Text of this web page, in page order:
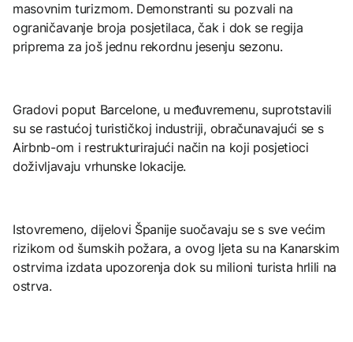
masovnim turizmom. Demonstranti su pozvali na
ograničavanje broja posjetilaca, čak i dok se regija
priprema za još jednu rekordnu jesenju sezonu.
Gradovi poput Barcelone, u međuvremenu, suprotstavili
su se rastućoj turističkoj industriji, obračunavajući se s
Airbnb-om i restrukturirajući način na koji posjetioci
doživljavaju vrhunske lokacije.
Istovremeno, dijelovi Španije suočavaju se s sve većim
rizikom od šumskih požara, a ovog ljeta su na Kanarskim
ostrvima izdata upozorenja dok su milioni turista hrlili na
ostrva.